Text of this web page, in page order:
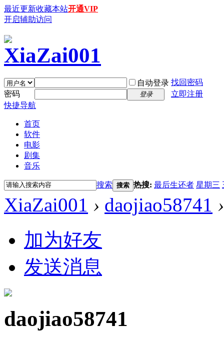
最近更新收藏本站开通VIP
开启辅助访问
自动登录 找回密码
密码
登录
立即注册
快捷导航
首页
软件
电影
剧集
音乐
搜索 搜索 热搜: 最后生还者 星期三
XiaZai001 › daojiao58741 ›
加为好友
发送消息
daojiao58741